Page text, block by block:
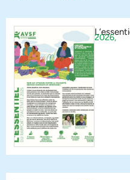
2026,